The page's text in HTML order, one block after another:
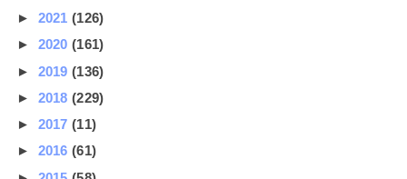
► 2021(126)
► 2020(161)
► 2019(136)
► 2018(229)
► 2017(11)
► 2016(61)